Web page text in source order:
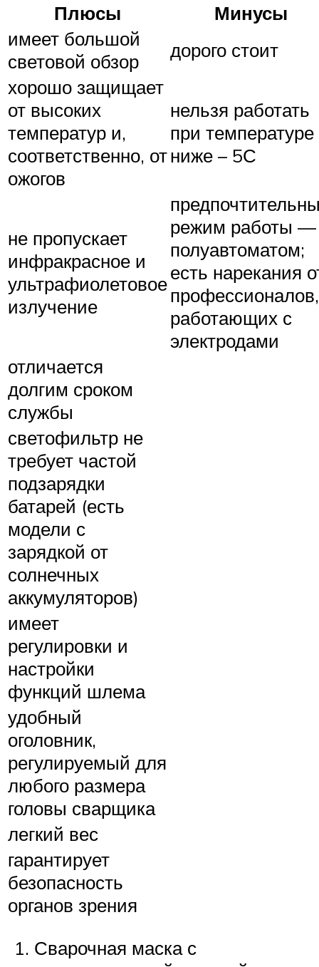
Плюсы
Минусы
имеет большой
световой обзор
дорого стоит
хорошо защищает
от высоких
температур и,
соответственно, от
ожогов
нельзя работать
при температуре
ниже – 5С
не пропускает
инфракрасное и
ультрафиолетовое
излучение
режим работы —
полуавтоматом;
есть нарекания
профессионалов,
работающих с
электродами
отличается
долгим сроком
службы
светофильтр не
требует частой
подзарядки
батарей (есть
модели с
зарядкой от
солнечных
аккумуляторов)
имеет
регулировки и
настройки
функций шлема
удобный
оголовник,
регулируемый для
любого размера
головы сварщика
легкий вес
гарантирует
безопасность
органов зрения
Сварочная маска с